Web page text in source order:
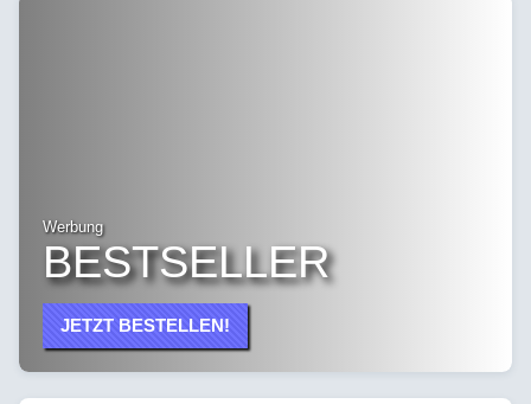
Werbung
BESTSELLER
JETZT BESTELLEN!